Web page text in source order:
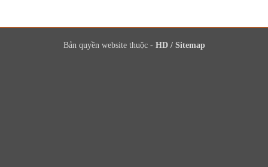
Bản quyền website thuộc - HD / Sitemap